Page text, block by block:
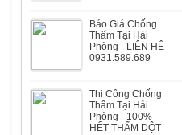
Biệt thự Ông Huyến đường Lê Hồng
Phong
Báo Giá Chống
Thấm Tại Hải
Phòng - LIÊN HỆ
0931.589.689
Thi Công Chống
Thấm Tại Hải
Phòng - 100%
HẾT THẤM DỘT